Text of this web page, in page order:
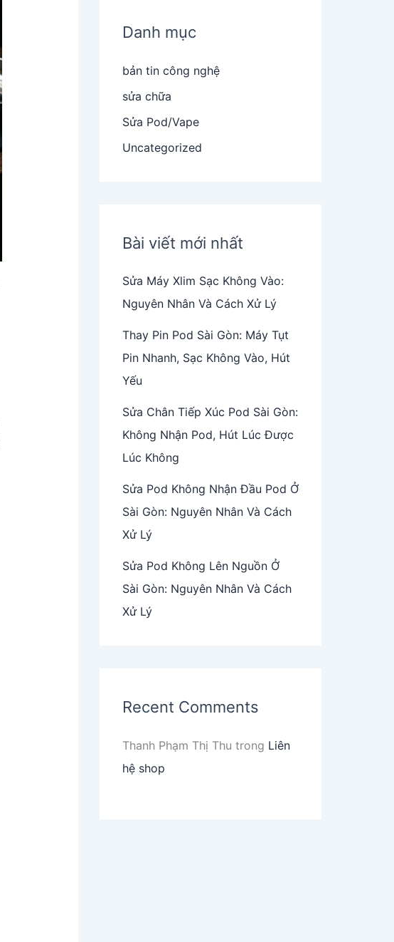
Danh mục
bản tin công nghệ
sửa chữa
Sửa Pod/Vape
Uncategorized
Bài viết mới nhất
Sửa Máy Xlim Sạc Không Vào:
Nguyên Nhân Và Cách Xử Lý
Thay Pin Pod Sài Gòn: Máy Tụt
Pin Nhanh, Sạc Không Vào, Hút
Yếu
Sửa Chân Tiếp Xúc Pod Sài Gòn:
Không Nhận Pod, Hút Lúc Được
Lúc Không
Sửa Pod Không Nhận Đầu Pod Ở
Sài Gòn: Nguyên Nhân Và Cách
Xử Lý
Sửa Pod Không Lên Nguồn Ở
Sài Gòn: Nguyên Nhân Và Cách
Xử Lý
Recent Comments
Thanh Phạm Thị Thu trong Liên
hệ shop